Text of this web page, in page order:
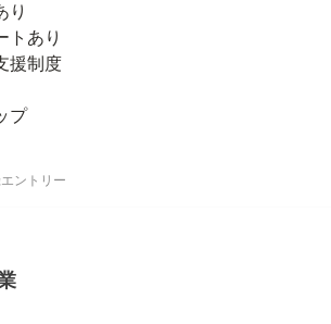
り
トあり
援制度
プ
ントリー